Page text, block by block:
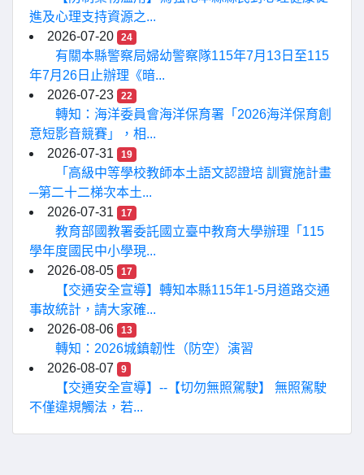
進及心理支持資源之...
2026-07-20
24
有關本縣警察局婦幼警察隊115年7月13日至115
年7月26日止辦理《暗...
2026-07-23
22
轉知：海洋委員會海洋保育署「2026海洋保育創
意短影音競賽」，相...
2026-07-31
19
「高級中等學校教師本土語文認證培 訓實施計畫
─第二十二梯次本土...
2026-07-31
17
教育部國教署委託國立臺中教育大學辦理「115
學年度國民中小學現...
2026-08-05
17
【交通安全宣導】轉知本縣115年1-5月道路交通
事故統計，請大家確...
2026-08-06
13
轉知：2026城鎮韌性（防空）演習
2026-08-07
9
【交通安全宣導】--【切勿無照駕駛】 無照駕駛
不僅違規觸法，若...